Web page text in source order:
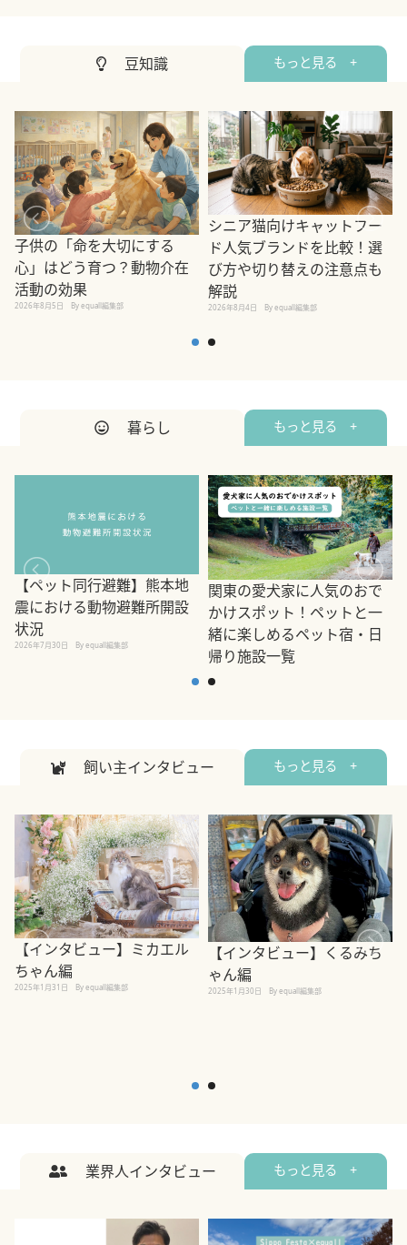
豆知識 もっと見る +
子供の「命を大切にする
心」はどう育つ？動物介在
活動の効果
2026年8月5日 By equall編集部
シニア猫向けキャットフー
ド人気ブランドを比較！選
び方や切り替えの注意点も
解説
2026年8月4日 By equall編集部
暮らし もっと見る +
【ペット同行避難】熊本地
震における動物避難所開設
状況
2026年7月30日 By equall編集部
関東の愛犬家に人気のおで
かけスポット！ペットと一
緒に楽しめるペット宿・日
帰り施設一覧
飼い主インタビュー もっと見る +
【インタビュー】ミカエル
ちゃん編
2025年1月31日 By equall編集部
【インタビュー】くるみち
ゃん編
2025年1月30日 By equall編集部
業界人インタビュー もっと見る +